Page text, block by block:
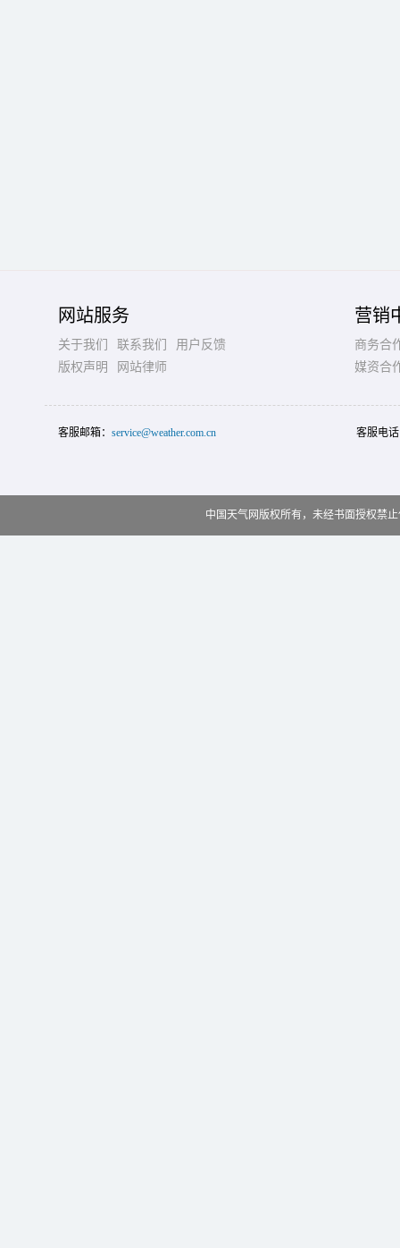
网站服务
关于我们 联系我们
用户反馈
版权声明
网站律师
营销
商务合
媒资合
客服邮箱： service@weather.com.cn 客服电
中国天气网版权所有，未经书面授权